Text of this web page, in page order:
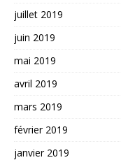
juillet 2019
juin 2019
mai 2019
avril 2019
mars 2019
février 2019
janvier 2019